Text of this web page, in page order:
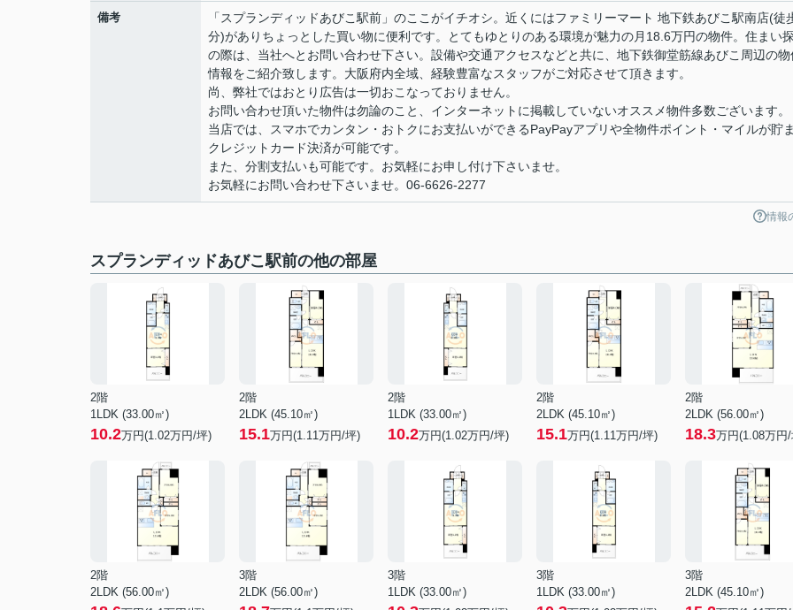
備考
「スプランディッドあびこ駅前」のここがイチオシ。近くにはファミリーマート 地下鉄あびこ駅南店(徒
分)がありちょっとした買い物に便利です。とてもゆとりのある環境が魅力の月18.6万円の物件。住まい
の際は、当社へとお問い合わせ下さい。設備や交通アクセスなどと共に、地下鉄御堂筋線あびこ周辺の物
情報をご紹介致します。大阪府内全域、経験豊富なスタッフがご対応させて頂きます。
尚、弊社ではおとり広告は一切おこなっておりません。
お問い合わせ頂いた物件は勿論のこと、インターネットに掲載していないオススメ物件多数ございます。
当店では、スマホでカンタン・おトクにお支払いができるPayPayアプリや全物件ポイント・マイルが貯
クレジットカード決済が可能です。
また、分割支払いも可能です。お気軽にお申し付け下さいませ。
お気軽にお問い合わせ下さいませ。06-6626-2277
情報
スプランディッドあびこ駅前の他の部屋
2階
1LDK (33.00㎡)
10.2万円(1.02万円/坪)
2階
2LDK (45.10㎡)
15.1万円(1.11万円/坪)
2階
1LDK (33.00㎡)
10.2万円(1.02万円/坪)
2階
2LDK (45.10㎡)
15.1万円(1.11万円/坪)
2階
2LDK (56.00㎡)
18.3万円(1.08万円
2階
2LDK (56.00㎡)
3階
2LDK (56.00㎡)
3階
1LDK (33.00㎡)
3階
1LDK (33.00㎡)
3階
2LDK (45.10㎡)